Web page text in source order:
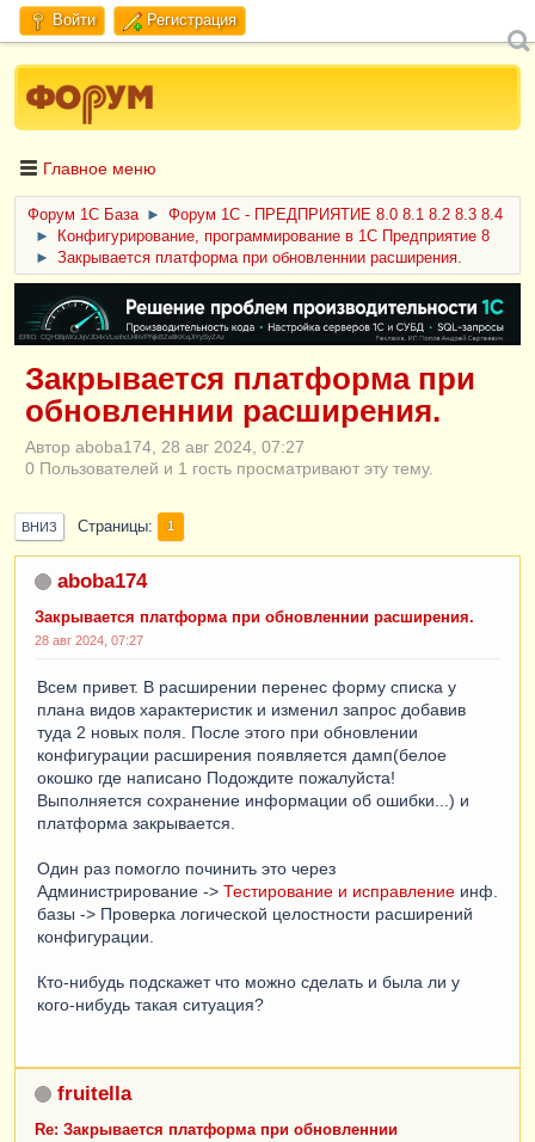
Войти Регистрация
Главное меню
Форум 1C База ►
Форум 1С - ПРЕДПРИЯТИЕ 8.0 8.1 8.2 8.3 8.4
►
Конфигурирование, программирование в 1С Предприятие 8
►
Закрывается платформа при обновленнии расширения.
ERID: CQH36pWzJqVJD4xVLsnhcU4hVPNjkBZe8KKxjJiYySyZAz
Закрывается платформа при
обновленнии расширения.
Автор aboba174, 28 авг 2024, 07:27
0 Пользователей и 1 гость просматривают эту тему.
ВНИЗ Страницы 1
aboba174
Закрывается платформа при обновленнии расширения.
28 авг 2024, 07:27
Всем привет. В расширении перенес форму списка у
плана видов характеристик и изменил запрос добавив
туда 2 новых поля. После этого при обновлении
конфигурации расширения появляется дамп(белое
окошко где написано Подождите пожалуйста!
Выполняется сохранение информации об ошибки...) и
платформа закрывается.
Один раз помогло починить это через
Администрирование -> Тестирование и исправление инф.
базы -> Проверка логической целостности расширений
конфигурации.
Кто-нибудь подскажет что можно сделать и была ли у
кого-нибудь такая ситуация?
fruitella
Re: Закрывается платформа при обновленнии